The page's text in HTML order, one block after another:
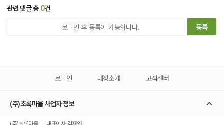
관련 댓글 총 0건
등록
로그인 매장소개 고객센터
(주)초록마을 사업자 정보